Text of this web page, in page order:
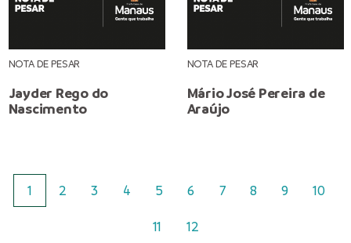
NOTA DE PESAR
Jayder Rego do
Nascimento
NOTA DE PESAR
Mário José Pereira de
Araújo
1 2 3 4 5 6 7 8 9 10
11 12